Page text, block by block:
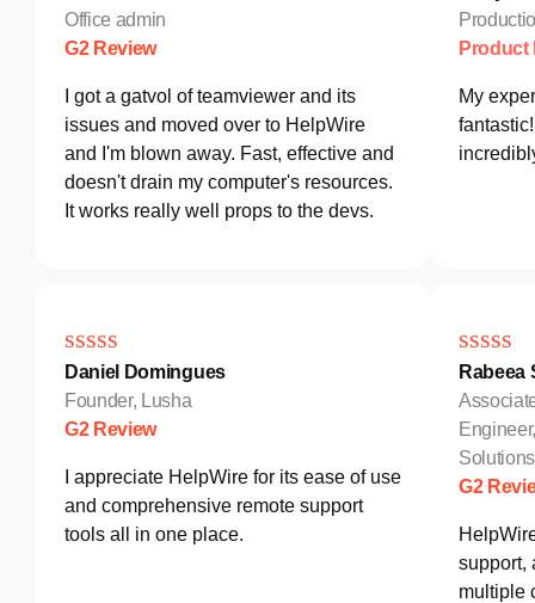
Office admin
G2 Review
I got a gatvol of teamviewer and its
issues and moved over to HelpWire
and I'm blown away. Fast, effective and
doesn't drain my computer's resources.
It works really well props to the devs.
Product
My
Daniel Domingues
Founder, Lusha
G2 Review
I appreciate HelpWire for its ease of use
and comprehensive remote support
tools all in one place.
Rabeea
G2
support,
multiple